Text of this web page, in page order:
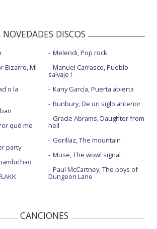
NOVEDADES DISCOS
Bizarro, Mi
o la
qué me
party
Melendi, Pop rock
Manuel Carrasco, Pueblo
salvaje I
Kany García, Puerta abierta
Bunbury, De un siglo anterior
Gracie Abrams, Daughter from
hell
Gorillaz, The mountain
Muse, The wow! signal
Paul McCartney, The boys of
Dungeon Lane
CANCIONES